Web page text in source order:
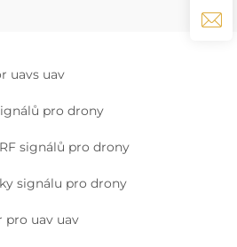
uavs uav
pro drony
signálů pro drony
signálu pro drony
pro uav uav